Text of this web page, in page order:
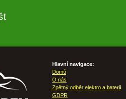
Hlavní navigace:
Domů
O nás
Zpětný odběr elektro a baterií
GDPR